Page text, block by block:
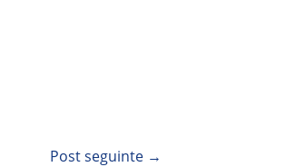
Post seguinte →